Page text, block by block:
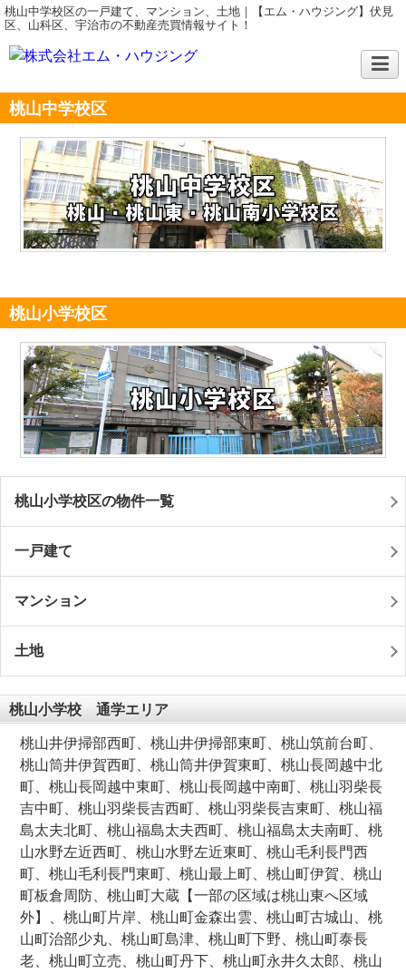
桃山中学校区の一戸建て、マンション、土地｜【エム・ハウジング】伏見
区、山科区、宇治市の不動産売買情報サイト！
桃山中学校区
桃山小学校区
桃山小学校区の物件一覧
一戸建て
マンション
土地
桃山小学校 通学エリア
桃山井伊掃部西町、桃山井伊掃部東町、桃山筑前台町、
桃山筒井伊賀西町、桃山筒井伊賀東町、桃山長岡越中北
町、桃山長岡越中東町、桃山長岡越中南町、桃山羽柴長
吉中町、桃山羽柴長吉西町、桃山羽柴長吉東町、桃山福
島太夫北町、桃山福島太夫西町、桃山福島太夫南町、桃
山水野左近西町、桃山水野左近東町、桃山毛利長門西
町、桃山毛利長門東町、桃山最上町、桃山町伊賀、桃山
町板倉周防、桃山町大蔵【一部の区域は桃山東へ区域
外】、桃山町片岸、桃山町金森出雲、桃山町古城山、桃
山町治部少丸、桃山町島津、桃山町下野、桃山町泰長
老、桃山町立売、桃山町丹下、桃山町永井久太郎、桃山